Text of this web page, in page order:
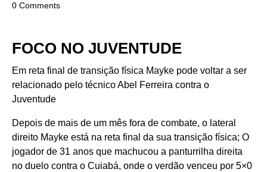
0 Comments
FOCO NO JUVENTUDE
Em reta final de transição física Mayke pode voltar a ser
relacionado pelo técnico Abel Ferreira contra o
Juventude
Depois de mais de um mês fora de combate, o lateral
direito Mayke está na reta final da sua transição física; O
jogador de 31 anos que machucou a panturrilha direita
no duelo contra o Cuiabá, onde o verdão venceu por 5×0